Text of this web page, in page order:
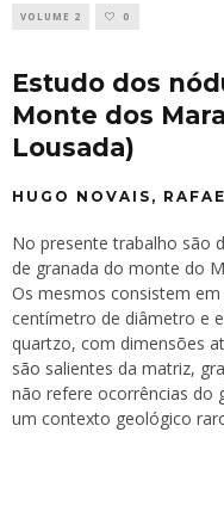
VOLUME 2 0
Estudo dos
Monte dos
Lousada)
HUGO NOVAIS,
No presente trabalho são
de granada do monte do
Os mesmos consistem
centímetro de diâmetro e
quartzo, com dimensões
são salientes da matriz,
não refere ocorrências do
um contexto geológico